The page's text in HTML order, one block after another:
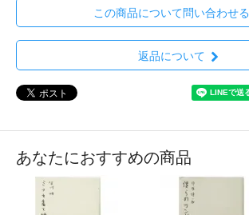
この商品について問い合わせる
返品について
あなたにおすすめの商品